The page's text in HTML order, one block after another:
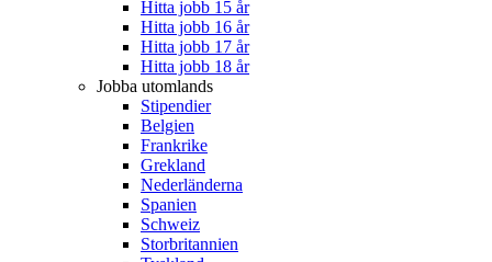
Hitta jobb 15 år
Hitta jobb 16 år
Hitta jobb 17 år
Hitta jobb 18 år
Jobba utomlands
Stipendier
Belgien
Frankrike
Grekland
Nederländerna
Spanien
Schweiz
Storbritannien